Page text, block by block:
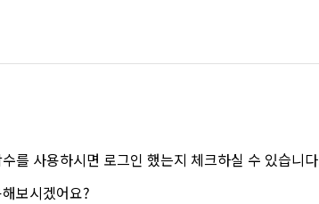
사용하시면 로그인 했는지 체크하실 수 있습니
보시겠어요?